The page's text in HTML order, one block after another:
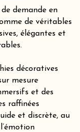
demande en
de véritables
élégantes et
décoratives
mesure
et des
raffinées
et discrète, au